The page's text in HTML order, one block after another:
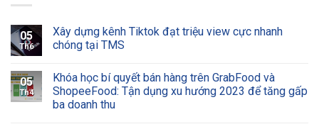
05
Th6
Xây dựng kênh Tiktok đạt triệu view cực nhanh
chóng tại TMS
05
Th4
Khóa học bí quyết bán hàng trên GrabFood và
ShopeeFood: Tận dụng xu hướng 2023 để tăng gấp
ba doanh thu